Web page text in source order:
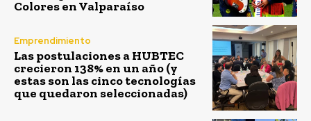
Colores en Valparaíso
Emprendimiento
Las postulaciones a HUBTEC
crecieron 138% en un año (y
estas son las cinco tecnologías
que quedaron seleccionadas)